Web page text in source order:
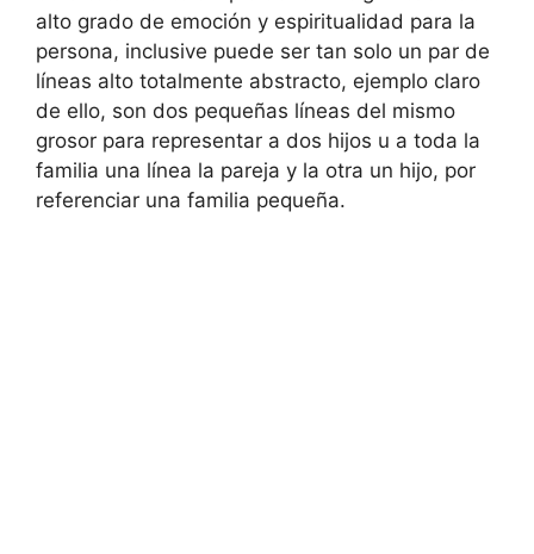
alto grado de emoción y espiritualidad para la
persona, inclusive puede ser tan solo un par de
líneas alto totalmente abstracto, ejemplo claro
de ello, son dos pequeñas líneas del mismo
grosor para representar a dos hijos u a toda la
familia una línea la pareja y la otra un hijo, por
referenciar una familia pequeña.